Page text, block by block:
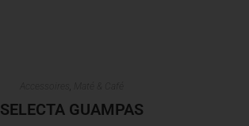
SELECTA GUAMPAS